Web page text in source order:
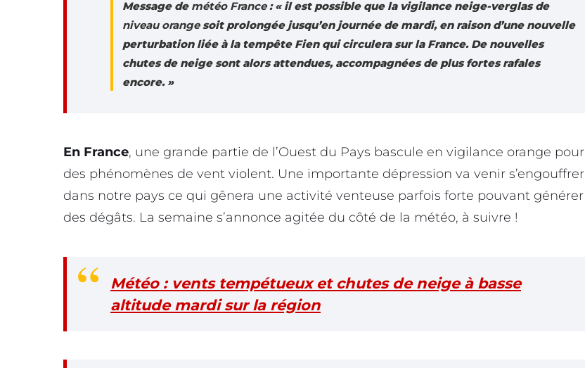
Message de météo France: « il est possible que la vigilance neige-verglas de
niveau orangesoit prolongée jusqu’en journée de mardi, en raison d’une nouvelle
perturbation liée à la tempête Fien qui circulera sur la France. De nouvelles
chutes de neige sont alors attendues, accompagnées de plus fortes rafales
encore. »
En France, une grande partie de l’Ouest du Pays bascule en vigilance orange pour
des phénomènes de vent violent. Une importante dépression va venir s’engouffrer
dans notre pays ce qui gênera une activité venteuse parfois forte pouvant générer
des dégâts. La semaine s’annonce agitée du côté de la météo, à suivre !
Météo : vents tempétueux et chutes de neige à basse
altitude mardi sur la région